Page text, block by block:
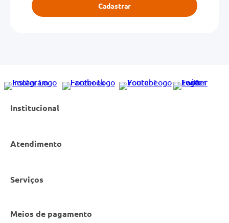
Cadastrar
Institucional
Atendimento